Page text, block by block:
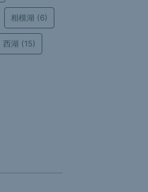
相模湖 (6)
西湖 (15)